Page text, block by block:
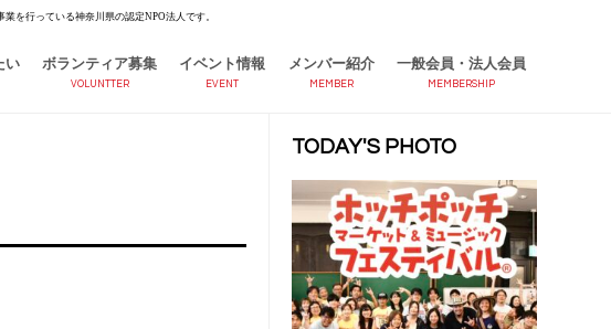
を行っている神奈川県の認定NPO法人です。
い ボランティア募集
VOLUNTTER
イベント情報
EVENT
メンバー紹介
MEMBER
一般会員・法人会員
MEMBERSHIP
TODAY'S PHOTO